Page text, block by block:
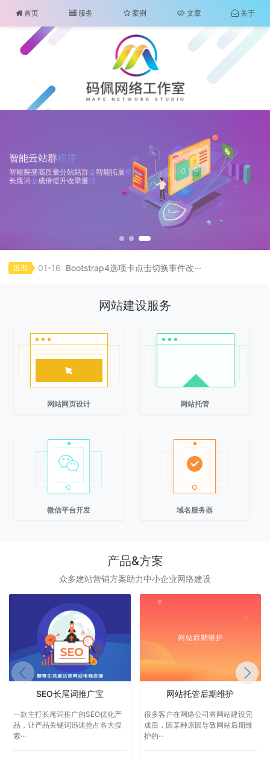
首页 服务 案例 文章 关于
智能云站群
智能裂变高质量分站站群，智能拓展
长尾词，成倍提升收录量
全端建站
八大端口的智能建站，一套系统可
全网覆盖您的受众用户
全能微信小程序
小程序商城、预约到店、多门店、点餐
外卖、会员分销、营销传播
智能云站群
智能裂变高质量分站站群，智能拓展
长尾词，成倍提升收录量
全端建站
八大端口的智能建站，一套系统可
全网覆盖您的受众用户
近期
纯 CSS 文字单行多行省略网页中文字溢···
01-16 Bootstrap4选项卡点击切换事件改···
网站建设服务
网站网页设计 网站托管
微信平台开发 域名服务器
产品&方案
众多建站营销方案助力中小企业网络建设
SEO长尾词推广宝
一款主打长尾词推广的SEO优化产
品，让产品关键词迅速抢占各大搜
索···
网站托管后期维护
很多客户在网络公司将网站建设完
成后，因某种原因导致网站后期维
护的···